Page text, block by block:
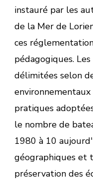
instauré par les
de la Mer de
ces
pédagogiques.
délimitées selon
pratiques
le nombre de
1980 à 10
géographiques et
préservation des